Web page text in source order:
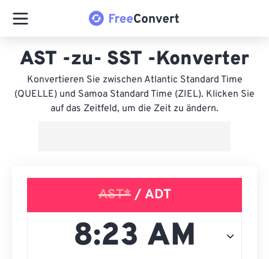
AST -zu- SST -Konverter
Konvertieren Sie zwischen Atlantic Standard Time
(QUELLE) und Samoa Standard Time (ZIEL). Klicken Sie
auf das Zeitfeld, um die Zeit zu ändern.
AST*/ ADT